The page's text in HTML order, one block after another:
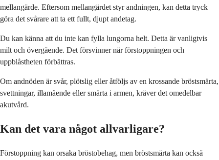
mellangärde. Eftersom mellangärdet styr andningen, kan detta tryck
göra det svårare att ta ett fullt, djupt andetag.
Du kan känna att du inte kan fylla lungorna helt. Detta är vanligtvis
milt och övergående. Det försvinner när förstoppningen och
uppblåstheten förbättras.
Om andnöden är svår, plötslig eller åtföljs av en krossande bröstsmärta,
svettningar, illamående eller smärta i armen, kräver det omedelbar
akutvård.
Kan det vara något allvarligare?
Förstoppning kan orsaka bröstobehag, men bröstsmärta kan också